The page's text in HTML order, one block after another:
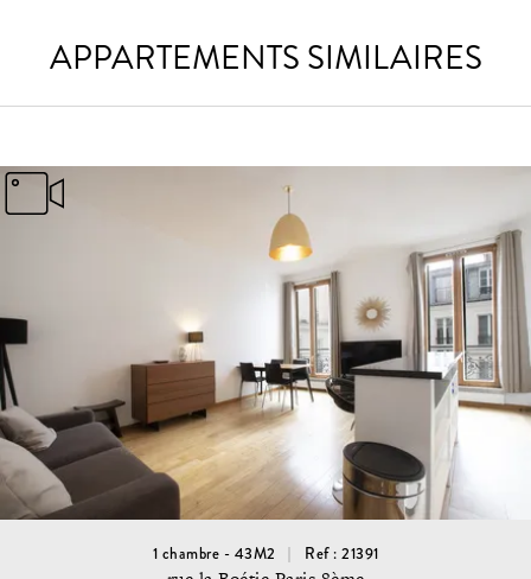
APPARTEMENTS SIMILAIRES
1 chambre - 43M2 Ref : 21391